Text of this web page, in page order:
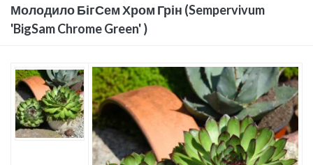
Молодило БігСем Хром Грін (Sempervivum
'BigSam Chrome Green' )